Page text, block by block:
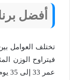
أفضل
تختلف العوامل
عمر 33 إلى 35 يوم.